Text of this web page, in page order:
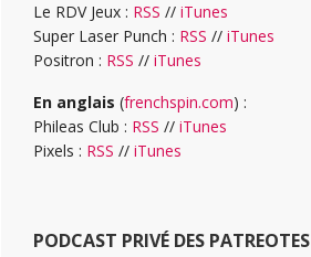
Le RDV Jeux : RSS // iTunes
Super Laser Punch : RSS // iTunes
Positron : RSS // iTunes
En anglais (frenchspin.com) :
Phileas Club : RSS // iTunes
Pixels : RSS // iTunes
PODCAST PRIVÉ DES PATREOTES